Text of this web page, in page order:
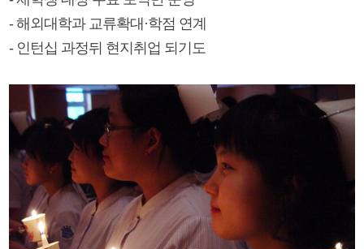
- 해외대학과 교류확대·학점 연계
- 인턴십 과정뒤 현지취업 되기도